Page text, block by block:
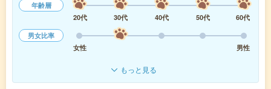
年齢層
20代
30代 40代 50代
60代
男女比率
女性
男性
もっと見る